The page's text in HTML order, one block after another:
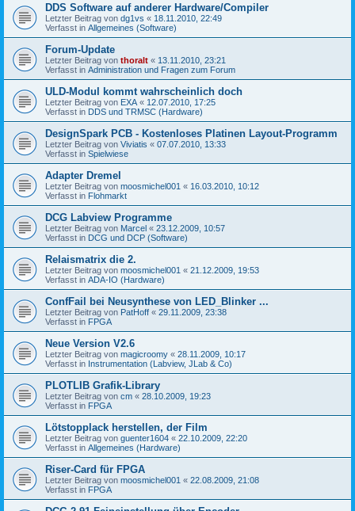
DDS Software auf anderer Hardware/Compiler
Letzter Beitrag von dg1vs « 18.11.2010, 22:49
Verfasst in Allgemeines (Software)
Forum-Update
Letzter Beitrag von thoralt « 13.11.2010, 23:21
Verfasst in Administration und Fragen zum Forum
ULD-Modul kommt wahrscheinlich doch
Letzter Beitrag von EXA « 12.07.2010, 17:25
Verfasst in DDS und TRMSC (Hardware)
DesignSpark PCB - Kostenloses Platinen Layout-Programm
Letzter Beitrag von Viviatis « 07.07.2010, 13:33
Verfasst in Spielwiese
Adapter Dremel
Letzter Beitrag von moosmichel001 « 16.03.2010, 10:12
Verfasst in Flohmarkt
DCG Labview Programme
Letzter Beitrag von Marcel « 23.12.2009, 10:57
Verfasst in DCG und DCP (Software)
Relaismatrix die 2.
Letzter Beitrag von moosmichel001 « 21.12.2009, 19:53
Verfasst in ADA-IO (Hardware)
ConfFail bei Neusynthese von LED_Blinker ...
Letzter Beitrag von PatHoff « 29.11.2009, 23:38
Verfasst in FPGA
Neue Version V2.6
Letzter Beitrag von magicroomy « 28.11.2009, 10:17
Verfasst in Instrumentation (Labview, JLab & Co)
PLOTLIB Grafik-Library
Letzter Beitrag von cm « 28.10.2009, 19:23
Verfasst in FPGA
Lötstopplack herstellen, der Film
Letzter Beitrag von guenter1604 « 22.10.2009, 22:20
Verfasst in Allgemeines (Hardware)
Riser-Card für FPGA
Letzter Beitrag von moosmichel001 « 22.08.2009, 21:08
Verfasst in FPGA